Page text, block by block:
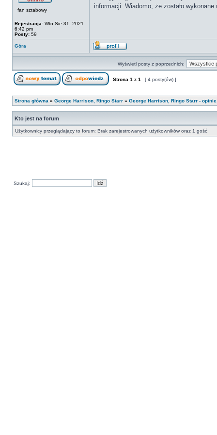
fan sztabowy
Rejestracja: Wto Sie 31, 2021
6:42 pm
Posty: 59
informacji. Wiadomo, że zostało
Góra
Wyświetl posty z poprzednich:
Strona 1 z 1 [ 4 posty(ów) ]
Strona główna » George Harrison, Ringo Starr » George Harrison, Ringo Starr -
Kto jest na forum
Użytkownicy przeglądający to forum: Brak zarejestrowanych użytkowników oraz 1 gość
Szukaj: